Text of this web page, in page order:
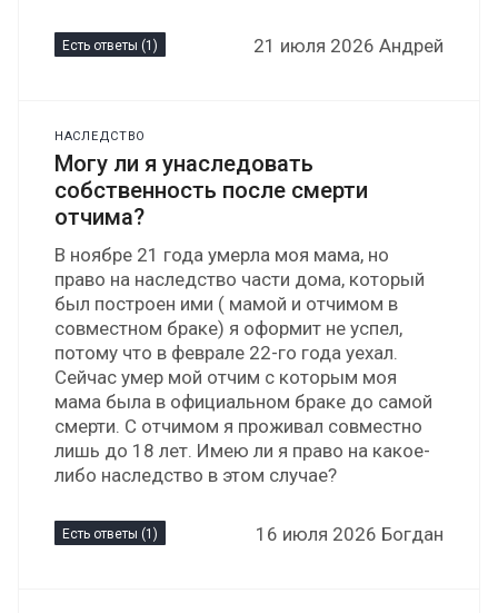
Есть ответы (1) 21 июля 2026 Андрей
НАСЛЕДСТВО
Могу ли я унаследовать
собственность после смерти
отчима?
В ноябре 21 года умерла моя мама, но
право на наследство части дома, который
был построен ими ( мамой и отчимом в
совместном браке) я оформит не успел,
потому что в феврале 22-го года уехал.
Сейчас умер мой отчим с которым моя
мама была в официальном браке до самой
смерти. С отчимом я проживал совместно
лишь до 18 лет. Имею ли я право на какое-
либо наследство в этом случае?
Есть ответы (1) 16 июля 2026 Богдан